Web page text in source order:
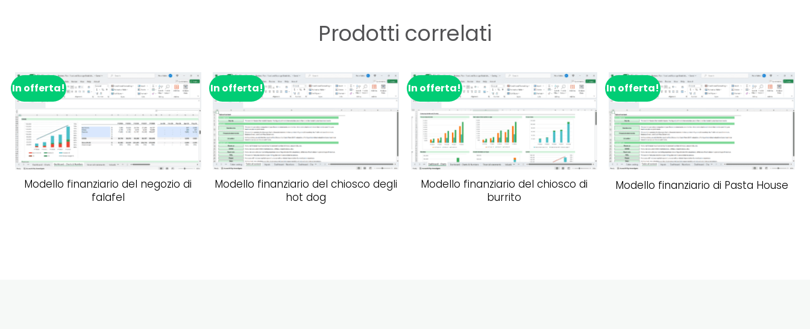
Prodotti correlati
In offerta!
Aggiungi alla lista dei desideri
Modello finanziario del negozio di
falafel
In offerta!
Aggiungi alla lista dei desideri
Modello finanziario del chiosco degli
hot dog
In offerta!
Aggiungi alla lista dei desideri
Modello finanziario del chiosco di
burrito
In offerta!
Aggiungi alla lista dei desideri
Modello finanziario di Pasta House